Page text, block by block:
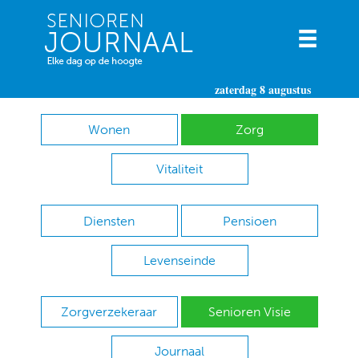
zaterdag 8 augustus
Wonen Zorg
Vitaliteit
Diensten Pensioen
Levenseinde
Zorgverzekeraar Senioren Visie
Journaal